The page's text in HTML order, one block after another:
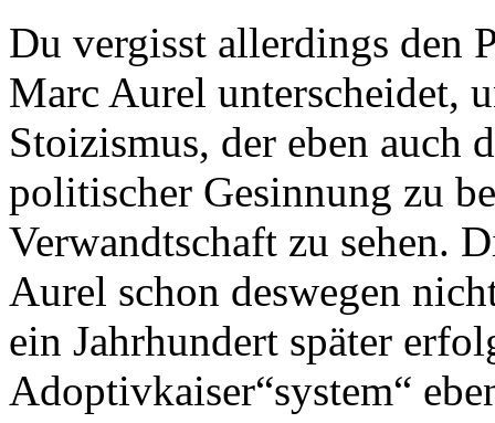
Du vergisst allerdings den
Marc Aurel unterscheidet,
Stoizismus, der eben auch
politischer Gesinnung zu
Verwandtschaft zu sehen.
Aurel schon deswegen
ein Jahrhundert später
Adoptivkaiser“system“